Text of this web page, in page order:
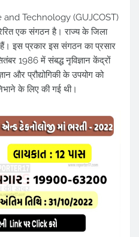
Technology (GUJCOST)
एक संगठन है। राज्य के जिला
इस प्रकार इस संगठन का प्रसार
1986 में संबद्ध नृविज्ञान केंद्रों
और प्रौद्योगिकी के उपयोग को
के लिए की गई थी।